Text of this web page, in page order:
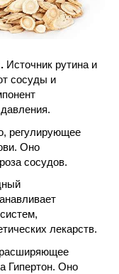
Источник рутина и
сосуды и
регулирующее
Оно
сосудов.
лекарств.
Гипертон. Оно